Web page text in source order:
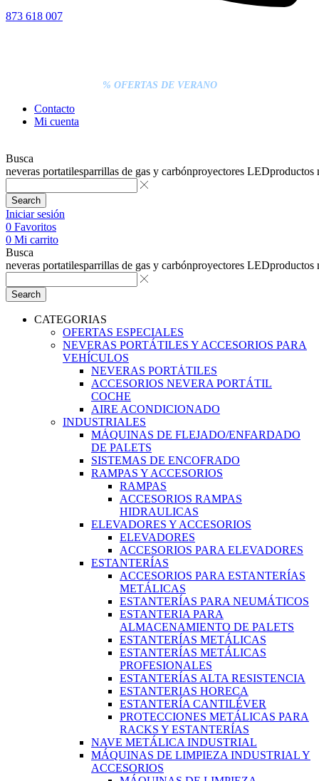
873 618 007
% OFERTAS DE VERANO
Contacto
Mi cuenta
Busca
neveras portatilesparrillas de gas y carbónproyectores LEDproductos
Search
Iniciar sesión
0 Favoritos
0 Mi carrito
Busca
neveras portatilesparrillas de gas y carbónproyectores LEDproductos
Search
CATEGORIAS
OFERTAS ESPECIALES
NEVERAS PORTÁTILES Y ACCESORIOS PARA
VEHÍCULOS
NEVERAS PORTÁTILES
ACCESORIOS NEVERA PORTÁTIL
COCHE
AIRE ACONDICIONADO
INDUSTRIALES
MÁQUINAS DE FLEJADO/ENFARDADO
DE PALETS
SISTEMAS DE ENCOFRADO
RAMPAS Y ACCESORIOS
RAMPAS
ACCESORIOS RAMPAS
HIDRAULICAS
ELEVADORES Y ACCESORIOS
ELEVADORES
ACCESORIOS PARA ELEVADORES
ESTANTERÍAS
ACCESORIOS PARA ESTANTERÍAS
METÁLICAS
ESTANTERÍAS PARA NEUMÁTICOS
ESTANTERIA PARA
ALMACENAMIENTO DE PALETS
ESTANTERÍAS METÁLICAS
ESTANTERÍAS METÁLICAS
PROFESIONALES
ESTANTERÍAS ALTA RESISTENCIA
ESTANTERIAS HORECA
ESTANTERÍA CANTILÉVER
PROTECCIONES METÁLICAS PARA
RACKS Y ESTANTERÍAS
NAVE METÁLICA INDUSTRIAL
MÁQUINAS DE LIMPIEZA INDUSTRIAL Y
ACCESORIOS